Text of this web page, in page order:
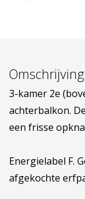
Omschrijving
3-kamer 2e
achterbalkon.
een frisse
Energielabel F.
afgekochte